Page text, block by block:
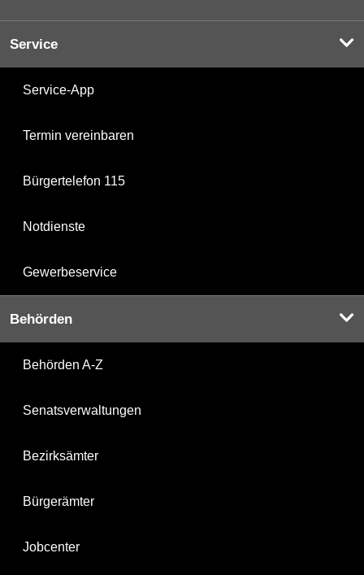
Service
Service-App
Termin vereinbaren
Bürgertelefon 115
Notdienste
Gewerbeservice
Behörden
Behörden A-Z
Senatsverwaltungen
Bezirksämter
Bürgerämter
Jobcenter